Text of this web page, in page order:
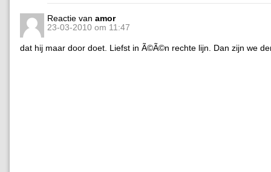
Reactie van amor
23-03-2010 om 11:47
dat hij maar door doet. Liefst in Ã©Ã©n rechte lijn. Dan zijn we